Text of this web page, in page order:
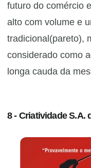
futuro do comércio
alto com volume e
tradicional(pareto),
considerado como
longa cauda da
8 - Criatividade S.A.